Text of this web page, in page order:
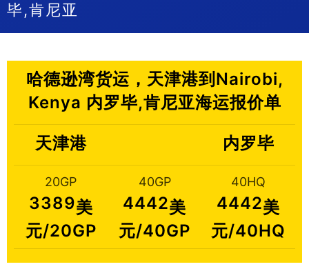
毕,肯尼亚
哈德逊湾货运，天津港到Nairobi,
Kenya 内罗毕,肯尼亚海运报价单
天津港 内罗毕
20GP
3389美
元/20GP
40GP
4442美
元/40GP
40HQ
4442美
元/40HQ